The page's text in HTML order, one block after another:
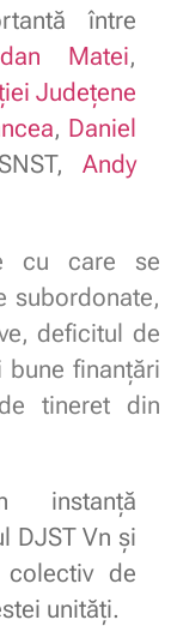
între
Matei,
Județene
, Daniel
Andy
cu care se
subordonate,
deficitul de
bune finanțări
tineret din
DJST Vn și
de
unități.